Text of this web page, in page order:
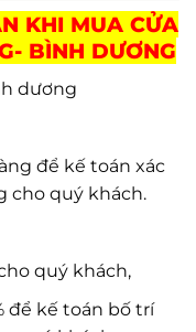
KHI MUA CỬA
BÌNH DƯƠNG
dương
để kế toán xác
cho quý khách.
quý khách,
để kế toán bố trí